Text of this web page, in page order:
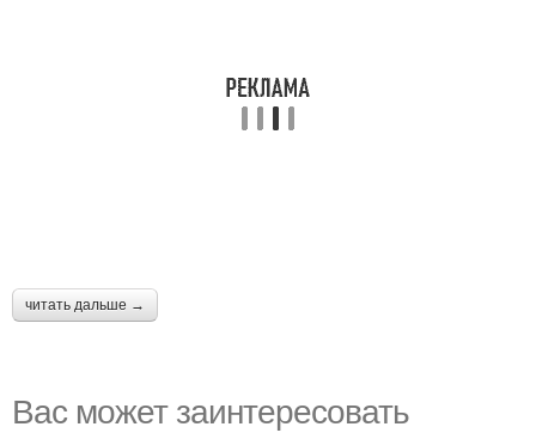
читать дальше →
Вас может заинтересовать